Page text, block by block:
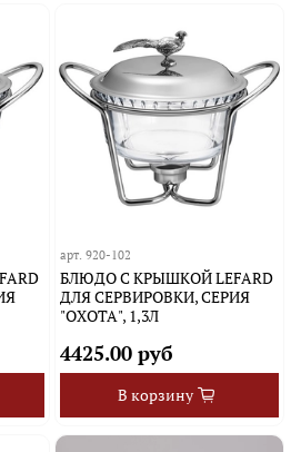
арт. 920-102
БЛЮДО С КРЫШКОЙ LEFARD
ДЛЯ СЕРВИРОВКИ, СЕРИЯ
"ОХОТА", 1,3Л
4425.00 руб
В корзину